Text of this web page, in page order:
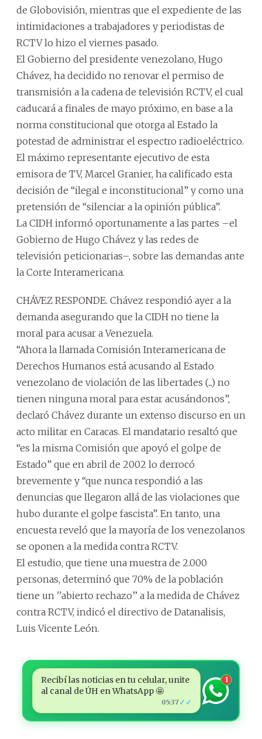
de Globovisión, mientras que el expediente de las
intimidaciones a trabajadores y periodistas de
RCTV lo hizo el viernes pasado.
El Gobierno del presidente venezolano, Hugo
Chávez, ha decidido no renovar el permiso de
transmisión a la cadena de televisión RCTV, el cual
caducará a finales de mayo próximo, en base a la
norma constitucional que otorga al Estado la
potestad de administrar el espectro radioeléctrico.
El máximo representante ejecutivo de esta
emisora de TV, Marcel Granier, ha calificado esta
decisión de “ilegal e inconstitucional” y como una
pretensión de “silenciar a la opinión pública”.
La CIDH informó oportunamente a las partes –el
Gobierno de Hugo Chávez y las redes de
televisión peticionarias–, sobre las demandas ante
la Corte Interamericana.
CHÁVEZ RESPONDE. Chávez respondió ayer a la
demanda asegurando que la CIDH no tiene la
moral para acusar a Venezuela.
“Ahora la llamada Comisión Interamericana de
Derechos Humanos está acusando al Estado
venezolano de violación de las libertades (...) no
tienen ninguna moral para estar acusándonos”,
declaró Chávez durante un extenso discurso en un
acto militar en Caracas. El mandatario resaltó que
“es la misma Comisión que apoyó el golpe de
Estado” que en abril de 2002 lo derrocó
brevemente y “que nunca respondió a las
denuncias que llegaron allá de las violaciones que
hubo durante el golpe fascista”. En tanto, una
encuesta reveló que la mayoría de los venezolanos
se oponen a la medida contra RCTV.
El estudio, que tiene una muestra de 2.000
personas, determinó que 70% de la población
tiene un ''abierto rechazo’’ a la medida de Chávez
contra RCTV, indicó el directivo de Datanalisis,
Luis Vicente León.
Recibí las noticias en tu celular, unite
al canal de ÚH en WhatsApp 🤩
05:37 ✓✓
1